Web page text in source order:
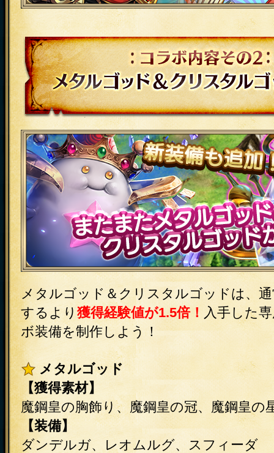
コラボ内容その2 メタルゴッド&クリス
場！
またまたメタルゴッドとクリスタルゴ
メタルゴッド＆クリスタルゴッドは、
するより 獲得経験値が1.5倍！ 入手した
ボ装備を制作しよう！
メタルゴッド
【獲得素材】
魔鋼皇の胸飾り、魔鋼皇の冠、魔鋼皇の
【装備】
ダンデルガ、レオムルグ、スフィーダ